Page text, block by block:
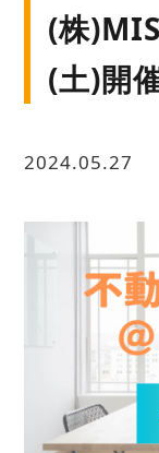
(株
(土)開
2024.05.27